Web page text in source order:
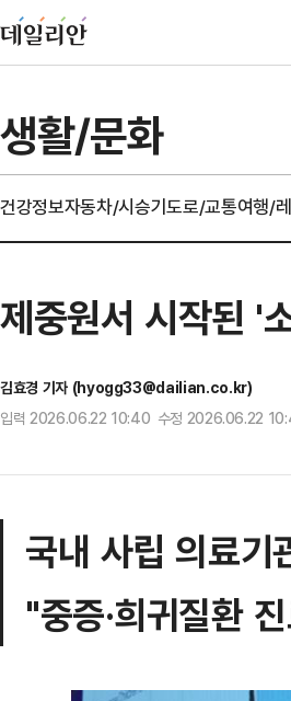
생활/문화
건강정보자동차/시승기도로/교통여행/
제중원서 시작된 '
김효경 기자 (hyogg33@dailian.co.kr)
입력 2026.06.22 10:40 수정 2026.06.22
국내 사립 의료기
"중증·희귀질환